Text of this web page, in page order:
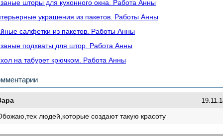
шторы для кухонного окна. Работа Анны
украшения из пакетов. Работы Анны
салфетки из пакетов. Работы Анны
подхваты для штор. Работа Анны
на табурет крючком. Работа Анны
людей,которые создают такую красоту